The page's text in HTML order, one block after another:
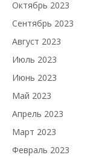
Октябрь 2023
Сентябрь 2023
Август 2023
Июль 2023
Июнь 2023
Май 2023
Апрель 2023
Март 2023
Февраль 2023